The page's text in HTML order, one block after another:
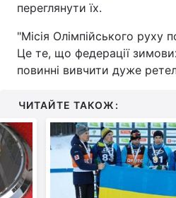
переглянути їх.
"Місія Олімпійського руху
Це те, що федерації
повинні вивчити дуже
ЧИТАЙТЕ ТАКОЖ: